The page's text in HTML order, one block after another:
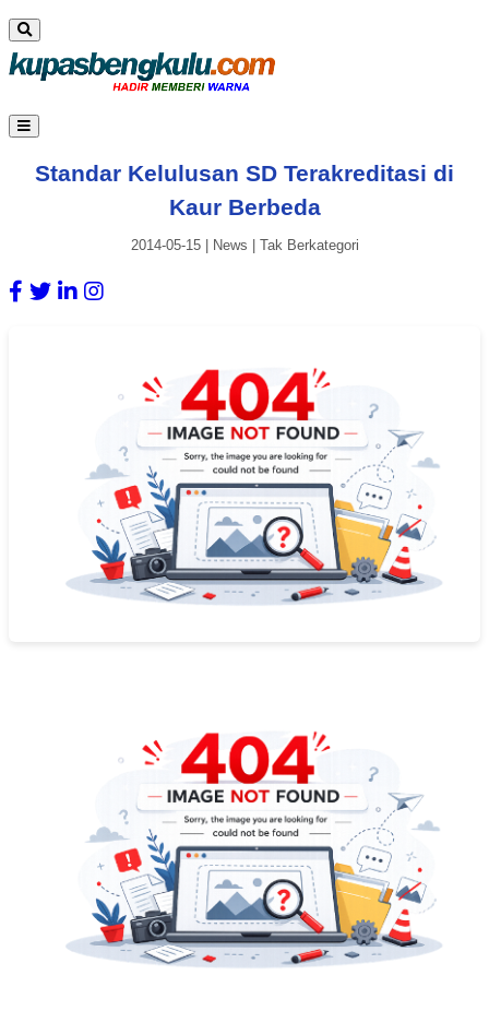
Standar Kelulusan SD Terakreditasi di
Kaur Berbeda
2014-05-15| News Tak Berkategori